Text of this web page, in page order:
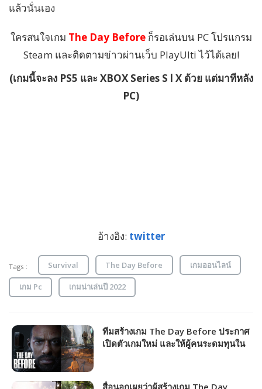
แล้วนั่นเอง
ใครสนใจเกม The Day Beforeก็รอเล่นบน PC โปรแกรม
Steam และติดตามข่าวผ่านเว็บ PlayUlti ไว้ได้เลย!
(เกมนี้จะลง PS5 และ XBOX Series S l X ด้วย แต่มาทีหลัง
PC)
อ้างอิง: twitter
Tags : Survival The Day Before เกมออนไลน์
เกม Pc เกมน่าเล่นปี 2022
ทีมสร้างเกม The Day Before ประกาศ
เปิดตัวเกมใหม่ และให้ผู้คนระดมทุนใน
สื่อนอกเผยว่าผู้สร้างเกม The Day